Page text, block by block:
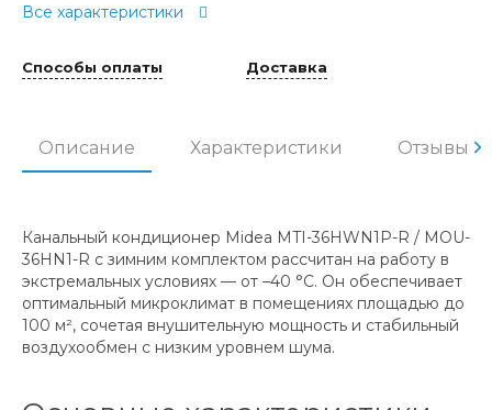
Все характеристики
Способы оплаты Доставка
Описание Характеристики Отзывы
Канальный кондиционер Midea MTI-36HWN1P-R / MOU-
36HN1-R с зимним комплектом рассчитан на работу в
экстремальных условиях — от –40 °C. Он обеспечивает
оптимальный микроклимат в помещениях площадью до
100 м², сочетая внушительную мощность и стабильный
воздухообмен с низким уровнем шума.